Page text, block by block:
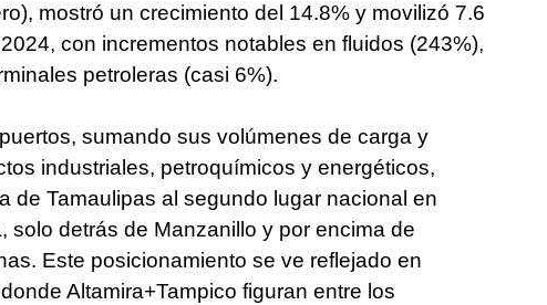
mostró un crecimiento del 14.8% y movilizó 7.6
con incrementos notables en fluidos (243%),
petroleras (casi 6%).
sumando sus volúmenes de carga y
industriales, petroquímicos y energéticos,
de Tamaulipas al segundo lugar nacional en
solo detrás de Manzanillo y por encima de
Este posicionamiento se ve reflejado en
Altamira+Tampico figuran entre los